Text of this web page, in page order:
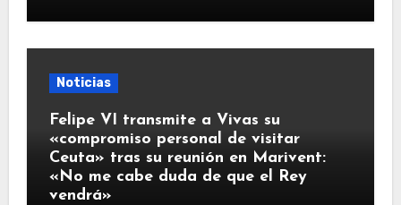
Noticias
Felipe VI transmite a Vivas su
«compromiso personal de visitar
Ceuta» tras su reunión en Marivent:
«No me cabe duda de que el Rey
vendrá»